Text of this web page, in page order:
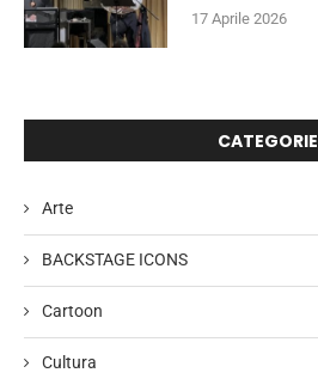
17 Aprile 2026
CATEGORIE
Arte
BACKSTAGE ICONS
Cartoon
Cultura